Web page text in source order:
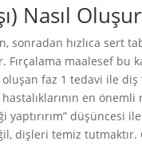
Nasıl
sonradan hızlıca sert
Fırçalama maalesef bu
faz 1 tedavi ile diş
en
yaptırırım” düşüncesi
dişleri temiz